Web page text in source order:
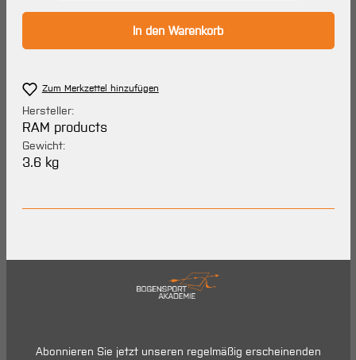
In den Warenkorb
Zum Merkzettel hinzufügen
Hersteller:
RAM products
Gewicht:
3.6 kg
Abonnieren Sie jetzt unseren regelmäßig erscheinenden